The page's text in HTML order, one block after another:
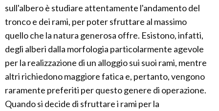
sull'albero è studiare attentamente l'andamento del
tronco e dei rami, per poter sfruttare al massimo
quello che la natura generosa offre. Esistono, infatti,
degli alberi dalla morfologia particolarmente agevole
per la realizzazione di un alloggio sui suoi rami, mentre
altri richiedono maggiore fatica e, pertanto, vengono
raramente preferiti per questo genere di operazione.
Quando si decide di sfruttare i rami per la